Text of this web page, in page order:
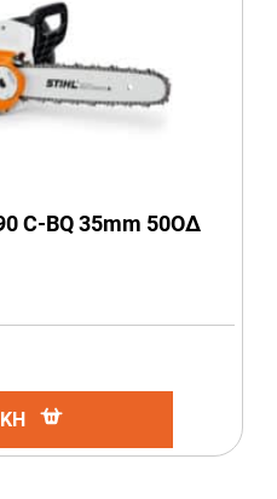
C-BQ 35mm 50ΟΔ